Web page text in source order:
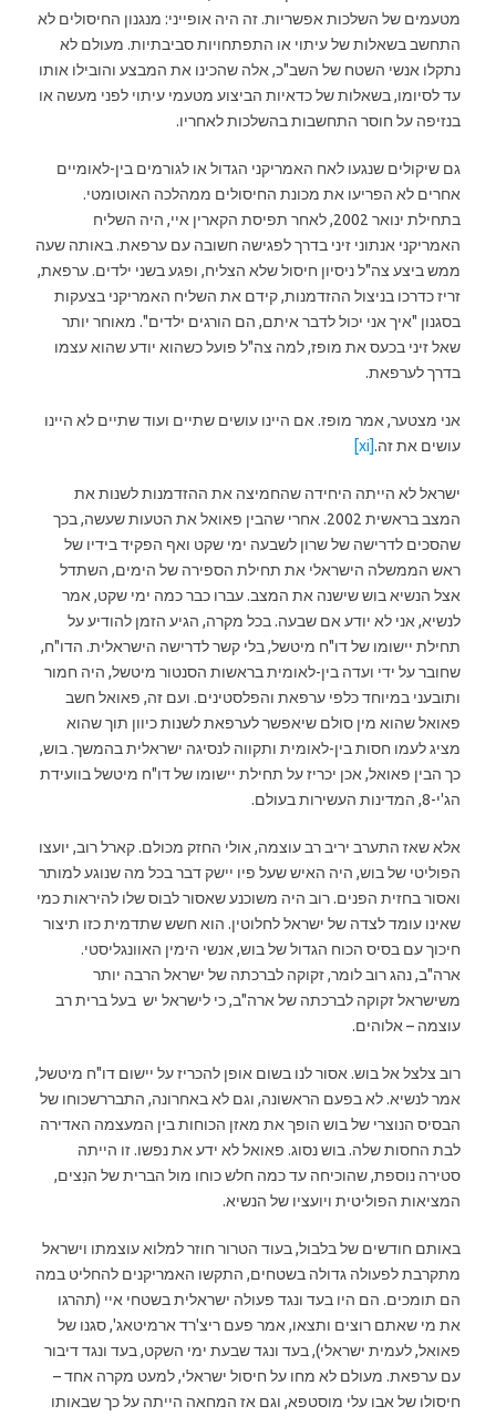
מטעמים של השלכות אפשריות. זה היה אופייני: מנגנון החיסולים לא
התחשב בשאלות של עיתוי או התפתחויות סביבתיות. מעולם לא
נתקלו אנשי השטח של השב"כ, אלה שהכינו את המבצע והובילו אותו
עד לסיומו, בשאלות של כדאיות הביצוע מטעמי עיתוי לפני מעשה או
בנזיפה על חוסר התחשבות בהשלכות לאחריו.
גם שיקולים שנגעו לאח האמריקני הגדול או לגורמים בין-לאומיים
אחרים לא הפריעו את מכונת החיסולים ממהלכה האוטומטי.
בתחילת ינואר 2002, לאחר תפיסת הקארין איי, היה השליח
האמריקני אנתוני זיני בדרך לפגישה חשובה עם ערפאת. באותה שעה
ממש ביצע צה"ל ניסיון חיסול שלא הצליח, ופגע בשני ילדים. ערפאת,
זריז כדרכו בניצול ההזדמנות, קידם את השליח האמריקני בצעקות
בסגנון "איך אני יכול לדבר איתם, הם הורגים ילדים". מאוחר יותר
שאל זיני בכעס את מופז, למה צה"ל פועל כשהוא יודע שהוא עצמו
בדרך לערפאת.
אני מצטער, אמר מופז. אם היינו עושים שתיים ועוד שתיים לא היינו
עושים את זה.[xi]
ישראל לא הייתה היחידה שהחמיצה את ההזדמנות לשנות את
המצב בראשית 2002. אחרי שהבין פאואל את הטעות שעשה, בכך
שהסכים לדרישה של שרון לשבעה ימי שקט ואף הפקיד בידיו של
ראש הממשלה הישראלי את תחילת הספירה של הימים, השתדל
אצל הנשיא בוש שישנה את המצב. עברו כבר כמה ימי שקט, אמר
לנשיא, אני לא יודע אם שבעה. בכל מקרה, הגיע הזמן להודיע על
תחילת יישומו של דו"ח מיטשל, בלי קשר לדרישה הישראלית. הדו"ח,
שחובר על ידי ועדה בין-לאומית בראשות הסנטור מיטשל, היה חמור
ותובעני במיוחד כלפי ערפאת והפלסטינים. ועם זה, פאואל חשב
פאואל שהוא מין סולם שיאפשר לערפאת לשנות כיוון תוך שהוא
מציג לעמו חסות בין-לאומית ותקווה לנסיגה ישראלית בהמשך. בוש,
כך הבין פאואל, אכן יכריז על תחילת יישומו של דו"ח מיטשל בוועידת
הג'י-8, המדינות העשירות בעולם.
אלא שאז התערב יריב רב עוצמה, אולי החזק מכולם. קארל רוב, יועצו
הפוליטי של בוש, היה האיש שעל פיו יישק דבר בכל מה שנוגע למותר
ואסור בחזית הפנים. רוב היה משוכנע שאסור לבוס שלו להיראות כמי
שאינו עומד לצדה של ישראל לחלוטין. הוא חשש שתדמית כזו תיצור
חיכוך עם בסיס הכוח הגדול של בוש, אנשי הימין האוונגליסטי.
ארה"ב, נהג רוב לומר, זקוקה לברכתה של ישראל הרבה יותר
משישראל זקוקה לברכתה של ארה"ב, כי לישראל יש בעל ברית רב
עוצמה – אלוהים.
רוב צלצל אל בוש. אסור לנו בשום אופן להכריז על יישום דו"ח מיטשל,
אמר לנשיא. לא בפעם הראשונה, וגם לא באחרונה, התבררשכוחו של
הבסיס הנוצרי של בוש הופך את מאזן הכוחות בין המעצמה האדירה
לבת החסות שלה. בוש נסוג. פאואל לא ידע את נפשו. זו הייתה
סטירה נוספת, שהוכיחה עד כמה חלש כוחו מול הברית של הנִצים,
המציאות הפוליטית ויועציו של הנשיא.
באותם חודשים של בלבול, בעוד הטרור חוזר למלוא עוצמתו וישראל
מתקרבת לפעולה גדולה בשטחים, התקשו האמריקנים להחליט במה
הם תומכים. הם היו בעד ונגד פעולה ישראלית בשטחי איי (תהרגו
את מי שאתם רוצים ותצאו, אמר פעם ריצ'רד ארמיטאג', סגנו של
פאואל, לעמית ישראלי), בעד ונגד שבעת ימי השקט, בעד ונגד דיבור
עם ערפאת. מעולם לא מחו על חיסול ישראלי, למעט מקרה אחד –
חיסולו של אבו עלי מוסטפא, וגם אז המחאה הייתה על כך שבאותו